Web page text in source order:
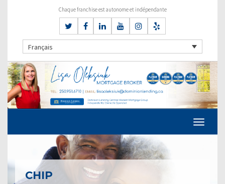
Chaque franchise est autonome et indépendante
Français
CHIP